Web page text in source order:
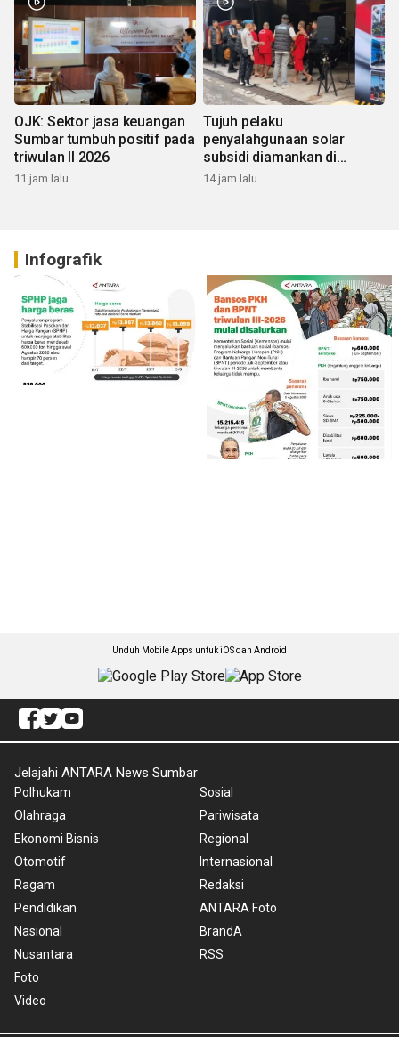
OJK: Sektor jasa keuangan
Sumbar tumbuh positif pada
triwulan II 2026
11 jam lalu
Tujuh pelaku
penyalahgunaan solar
subsidi diamankan di
Sumbar
14 jam lalu
Infografik
Unduh Mobile Apps untuk iOS dan Android
Jelajahi ANTARA News Sumbar
Polhukam
Olahraga
Ekonomi Bisnis
Otomotif
Ragam
Pendidikan
Nasional
Nusantara
Foto
Video
Sosial
Pariwisata
Regional
Internasional
Redaksi
ANTARA Foto
BrandA
RSS